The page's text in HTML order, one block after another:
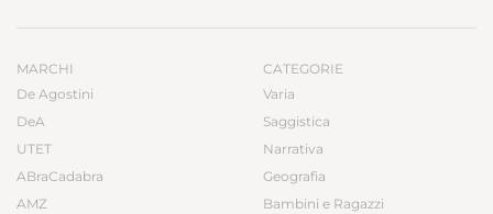
MARCHI
De Agostini
DeA
UTET
ABraCadabra
AMZ
CATEGORIE
Varia
Saggistica
Narrativa
Geografia
Bambini e Ragazzi